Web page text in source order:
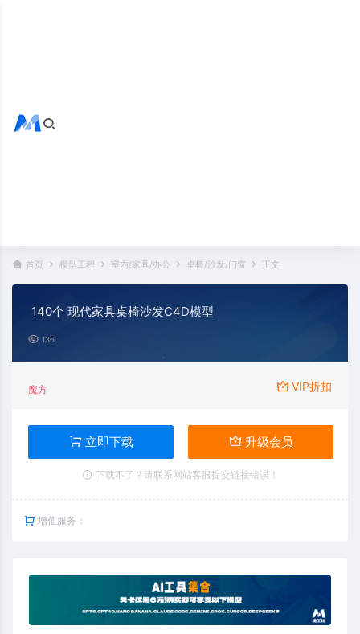
首页 模型工程 室内/家具/办公 桌椅/沙发/门窗 正文
140个 现代家具桌椅沙发C4D模型
136
魔方 VIP折扣
立即下载 升级会员
下载不了？请联系网站客服提交链接错误！
增值服务：